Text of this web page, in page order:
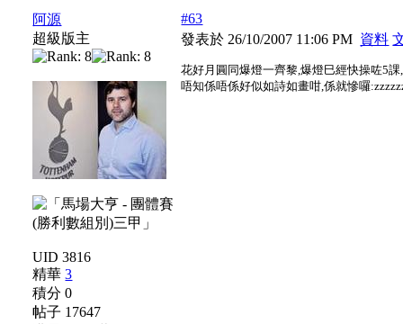
阿源
超級版主
UID 3816
精華3
積分 0
帖子 17647
#63
發表於 26/10/2007 11:06 PM 資料
花好月圓同爆燈一齊黎,爆燈巳經快操咗5
唔知係唔係好似如詩如畫咁,係就慘囉